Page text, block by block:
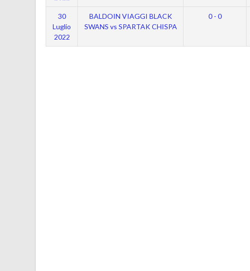
30
Luglio
2022
BALDOIN VIAGGI BLACK
SWANS vs SPARTAK CHISPA
0 - 0